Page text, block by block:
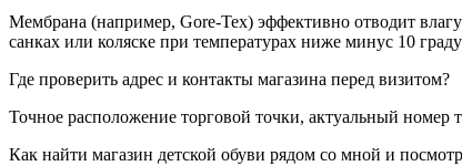
Мембрана (например, Gore-Tex) эффективно отводит
санках или коляске при температурах ниже минус 10
Где проверить адрес и контакты магазина перед визитом?
Точное расположение торговой точки, актуальный
Как найти магазин детской обуви рядом со мной и